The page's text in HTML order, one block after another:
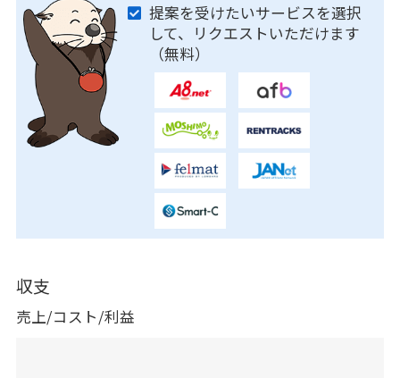
提案を受けたいサービスを選択
して、リクエストいただけます
（無料）
収支
売上/コスト/利益